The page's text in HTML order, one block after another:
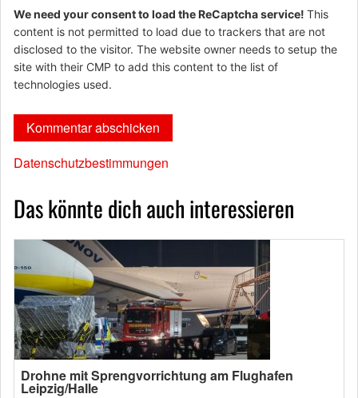
We need your consent to load the ReCaptcha service! This
content is not permitted to load due to trackers that are not
disclosed to the visitor. The website owner needs to setup the
site with their CMP to add this content to the list of
technologies used.
Datenschutzbestimmungen
Das könnte dich auch interessieren
Drohne mit Sprengvorrichtung am Flughafen
Leipzig/Halle